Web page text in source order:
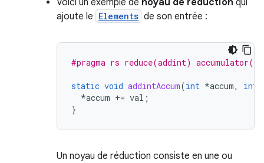
Voici un exemple de noyau de réduction qui
ajoute le Elements de son entrée :
#pragma rs reduce(addint)
static void addintAccum(int *accum, int
*accum += val ;
}
Un noyau de réduction consiste en une ou